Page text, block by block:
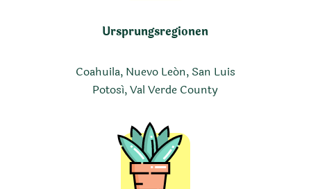
Ursprungsregionen
Coahuila, Nuevo León, San Luis
Potosí, Val Verde County